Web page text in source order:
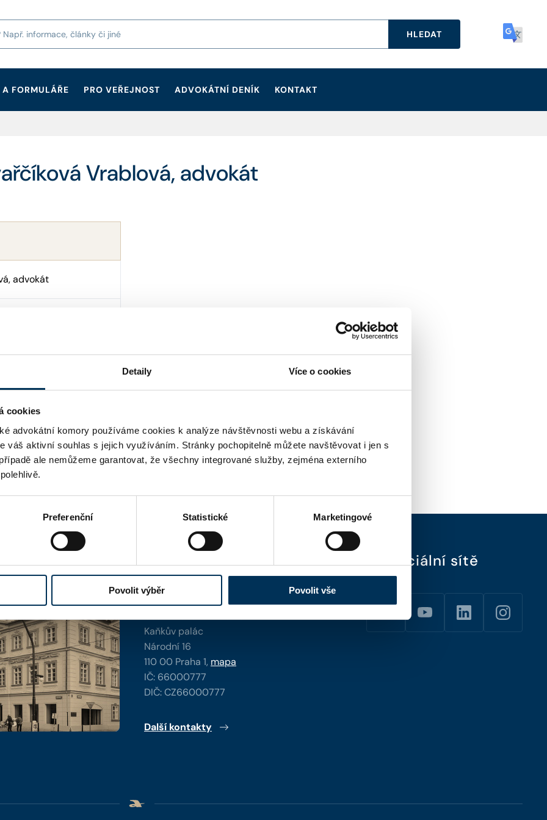
Detaily Více o cookies
cookies
advokátní komory používáme cookies k analýze návštěvnosti webu a získávání
váš aktivní souhlas s jejich využíváním. Stránky pochopitelně můžete navštěvovat i jen s
ale nemůžeme garantovat, že všechny integrované služby, zejména externího
Preferenční Statistické Marketingové
Povolit výběr Povolit vše
HLEDAT
FORMULÁŘE PRO VEŘEJNOST ADVOKÁTNÍ DENÍK KONTAKT
Vrablová, advokát
advokát
Kontaktní informace
Kaňkův palác
Národní 16
110 00 Praha 1, mapa
IČ: 66000777
DIČ: CZ66000777
Další kontakty
Sociální sítě